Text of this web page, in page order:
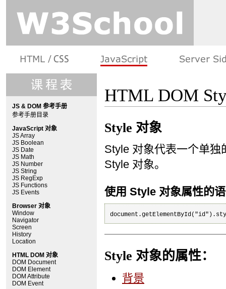
JS & DOM 参考手册
参考手册目录
JavaScript 对象
JS Array
JS Boolean
JS Date
JS Math
JS Number
JS String
JS RegExp
JS Functions
JS Events
Browser 对象
Window
Navigator
Screen
History
Location
HTML DOM 对象
DOM Document
DOM Element
DOM Attribute
DOM Event
HTML DOM
Style 对象
Style 对象代表一个单
Style 对象。
使用 Style 对象属性的
Style 对象的属性：
背景